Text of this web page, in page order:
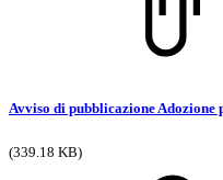
Avviso di pubblicazione
(339.18 KB)